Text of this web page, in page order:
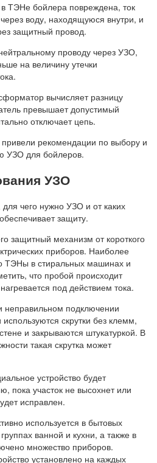
ТЭНе бойлера повреждена, ток
воду, находящуюся внутри, и
защитный провод.
проводу через УЗО,
на величину утечки
вычисляет разницу
превышает допустимый
отключает цепь.
рекомендации по выбору и
УЗО для бойлеров.
УЗО
чего нужно УЗО и от каких
защиту.
защитный механизм от короткого
приборов. Наиболее
ТЭНы в стиральных машинах и
что пробой происходит
под действием тока.
неправильном подключении
скрутки без клемм,
и закрываются штукатуркой. В
такая скрутка может
устройство будет
пока участок не высохнет или
исправлен.
используется в бытовых
ванной и кухни, а также в
множество приборов.
установлено на каждых